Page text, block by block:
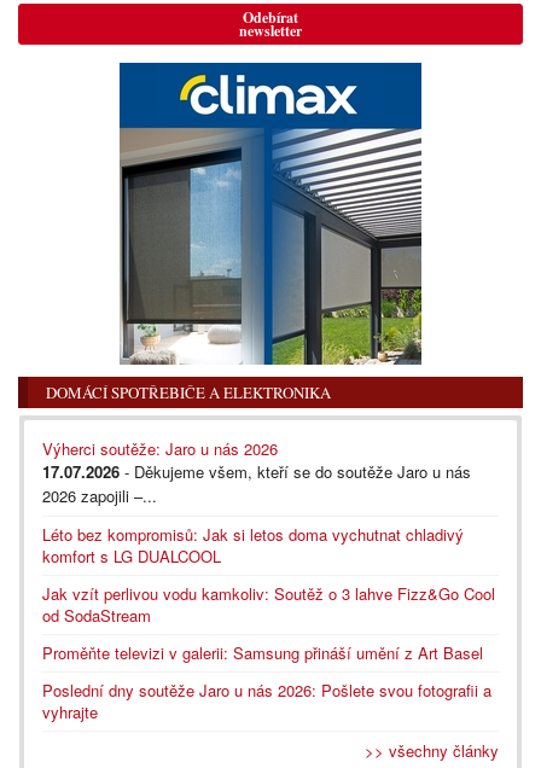
Odebírat
newsletter
DOMÁCÍ SPOTŘEBIČE A ELEKTRONIKA
Výherci soutěže: Jaro u nás 2026
17.07.2026 - Děkujeme všem, kteří se do soutěže Jaro u nás
2026 zapojili –...
Léto bez kompromisů: Jak si letos doma vychutnat chladivý
komfort s LG DUALCOOL
Jak vzít perlivou vodu kamkoliv: Soutěž o 3 lahve Fizz&Go Cool
od SodaStream
Proměňte televizi v galerii: Samsung přináší umění z Art Basel
Poslední dny soutěže Jaro u nás 2026: Pošlete svou fotografii a
vyhrajte
>> všechny články